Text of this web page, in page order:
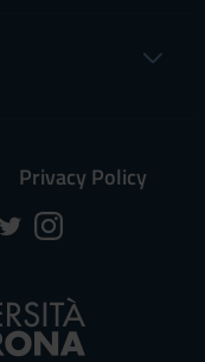
Privacy Policy